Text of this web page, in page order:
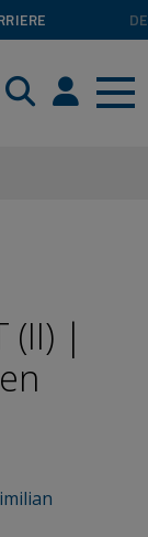
DE
Suche Login /
(II) |